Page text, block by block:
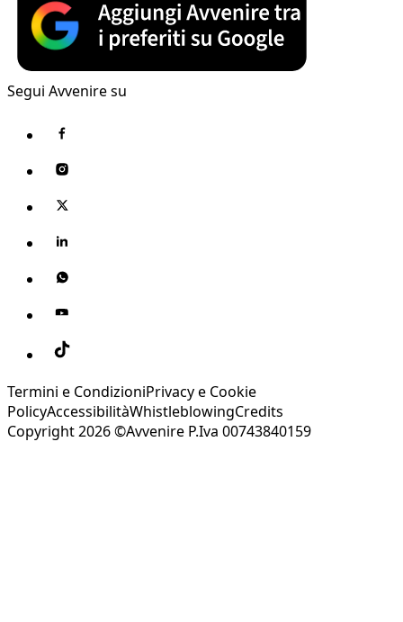
Segui Avvenire su
Termini e CondizioniPrivacy e Cookie
PolicyAccessibilitàWhistleblowingCredits
Copyright 2026 ©Avvenire P.Iva 00743840159